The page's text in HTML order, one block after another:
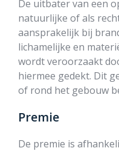
De uitbater van een
natuurlijke of als
aansprakelijk bij
lichamelijke en
wordt veroorzaakt
hiermee gedekt. Dit
of rond het gebouw
Premie
De premie is